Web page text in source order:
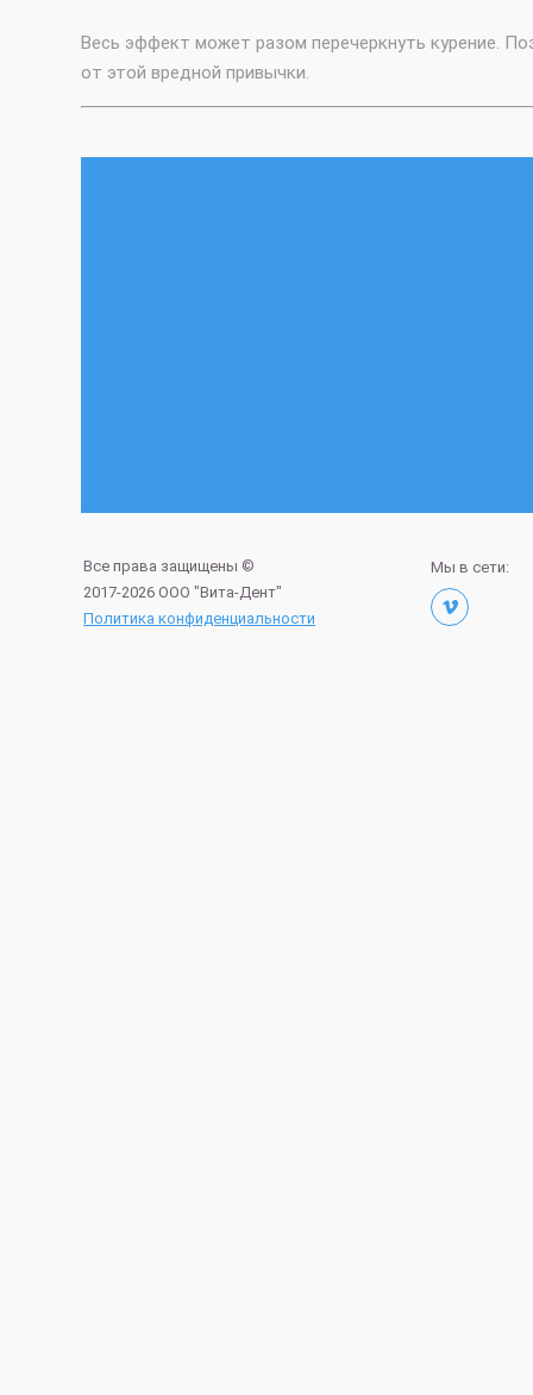
Весь эффект может разом перечеркнуть курение.
от этой вредной привычки.
Все права защищены ©
2017-2026 ООО "Вита-Дент"
Политика конфиденциальности
Мы в сети: